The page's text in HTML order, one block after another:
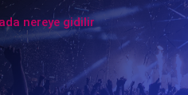
nereye gidilir